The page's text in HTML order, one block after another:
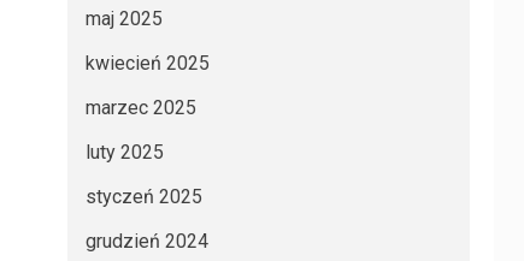
maj 2025
kwiecień 2025
marzec 2025
luty 2025
styczeń 2025
grudzień 2024